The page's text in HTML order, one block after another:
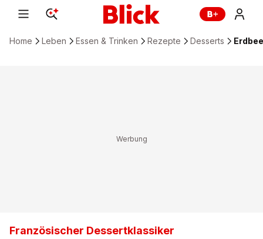
Home Leben Essen & Trinken Rezepte Desserts
Französischer Dessertklassiker